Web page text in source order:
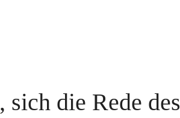
, sich die Rede des